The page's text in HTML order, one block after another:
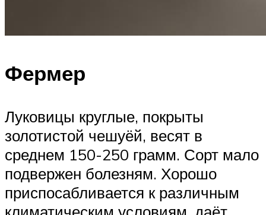
Фермер
Луковицы круглые, покрыты
золотистой чешуёй, весят в
среднем 150-250 грамм. Сорт мало
подвержен болезням. Хорошо
приспосабливается к различным